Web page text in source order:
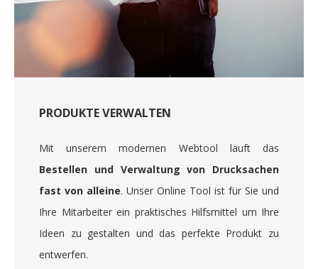
PRODUKTE VERWALTEN
Mit unserem modernen Webtool läuft das
Bestellen und Verwaltung von Drucksachen
fast von alleine. Unser Online Tool ist für Sie und
Ihre Mitarbeiter ein praktisches Hilfsmittel um Ihre
Ideen zu gestalten und das perfekte Produkt zu
entwerfen.